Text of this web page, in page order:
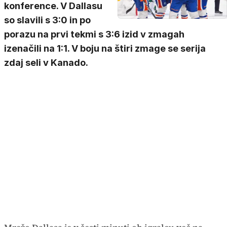
konference. V Dallasu
so slavili s 3:0 in po
porazu na prvi tekmi s 3:6 izid v zmagah
izenačili na 1:1. V boju na štiri zmage se serija
zdaj seli v Kanado.